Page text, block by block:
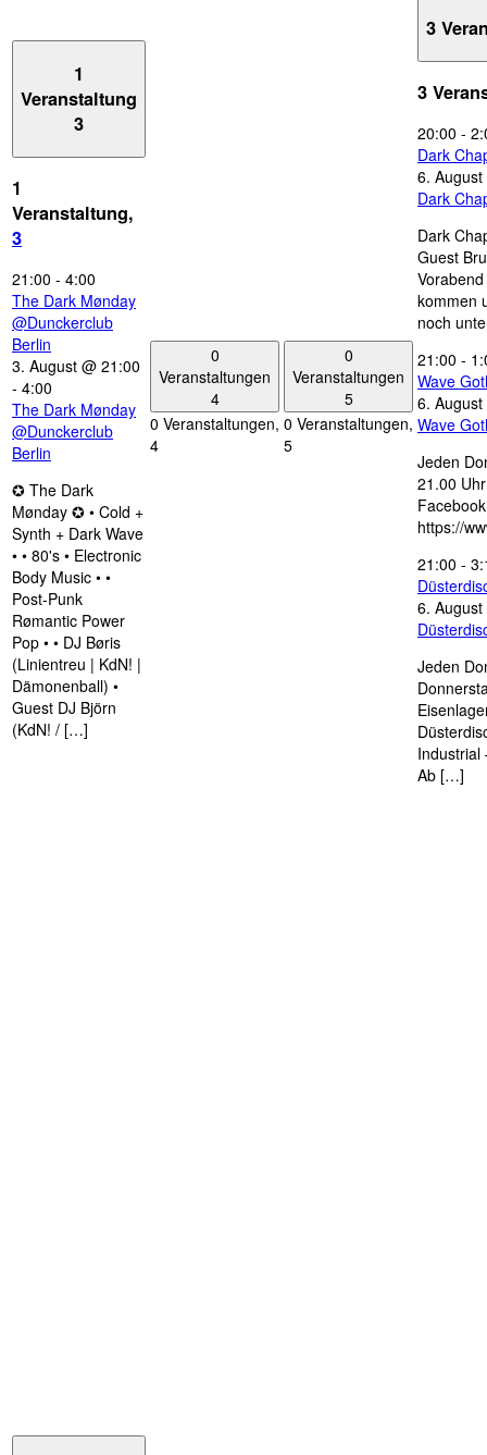
1
Veranstaltung
3
1
Veranstaltung,
3
21:00 - 4:00
The Dark Mønday
@Dunckerclub
Berlin
3. August @ 21:00
- 4:00
The Dark Mønday
@Dunckerclub
Berlin
✪ The Dark
Mønday ✪ • Cold +
Synth + Dark Wave
• • 80's • Electronic
Body Music • •
Post-Punk
Rømantic Power
Pop • • DJ Børis
(Linientreu | KdN! |
Dämonenball) •
Guest DJ Björn
(KdN! / […]
0
Veranstaltungen
4
0 Veranstaltungen,
4
0
Veranstaltungen
5
0 Veranstaltungen,
5
3
3
20:00 -
Dark
6.
Dark
Dark
Guest
kommen
noch
21:00 -
Wave
6.
Wave
Jeden
21.00
https://
21:00 -
6.
Jeden
Industrial
Ab […]